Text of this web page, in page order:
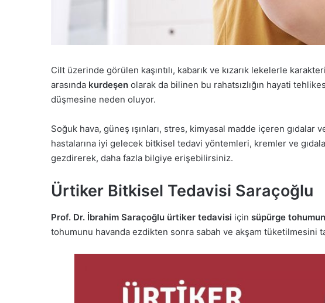
Cilt üzerinde görülen kaşıntılı, kabarık ve kızarık lekelerle
arasında kurdeşen olarak da bilinen bu rahatsızlığın hayati
düşmesine neden oluyor.
Soğuk hava, güneş ışınları, stres, kimyasal madde içeren
hastalarına iyi gelecek bitkisel tedavi yöntemleri, kremler ve
gezdirerek, daha fazla bilgiye erişebilirsiniz.
Ürtiker Bitkisel Tedavisi Saraçoğlu
Prof. Dr. İbrahim Saraçoğlu ürtiker tedavisi için süpürge
tohumunu havanda ezdikten sonra sabah ve akşam tüketilmesini